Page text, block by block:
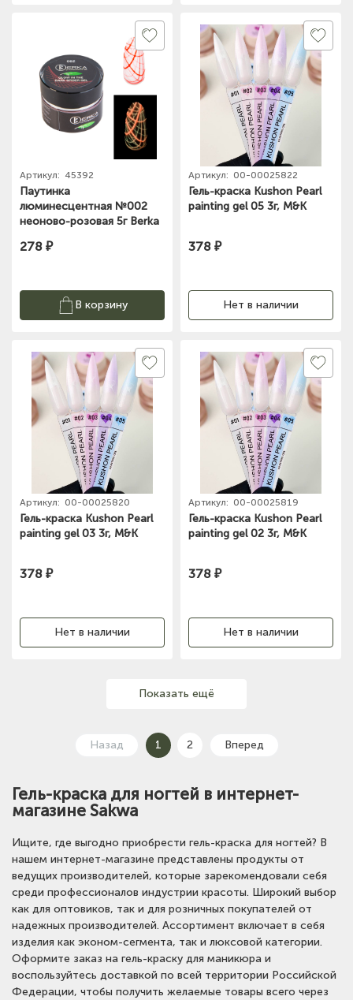
Артикул: 45392
Паутинка
люминесцентная №002
неоново-розовая 5г Berka
278 ₽
В корзину
Артикул: 00-00025822
Гель-краска Kushon Pearl
painting gel 05 3г, M&K
378 ₽
Нет в наличии
Артикул: 00-00025820
Гель-краска Kushon Pearl
painting gel 03 3г, M&K
378 ₽
Нет в наличии
Артикул: 00-00025819
Гель-краска Kushon Pearl
painting gel 02 3г, M&K
378 ₽
Нет в наличии
Показать ещё
Назад 1 2 Вперед
Гель-краска для ногтей в интернет-
магазине Sakwa
Ищите, где выгодно приобрести гель-краска для ногтей? В
нашем интернет-магазине представлены продукты от
ведущих производителей, которые зарекомендовали себя
среди профессионалов индустрии красоты. Широкий выбор
как для оптовиков, так и для розничных покупателей от
надежных производителей. Ассортимент включает в себя
изделия как эконом-сегмента, так и люксовой категории.
Оформите заказ на гель-краску для маникюра и
воспользуйтесь доставкой по всей территории Российской
Федерации, чтобы получить желаемые товары всего через